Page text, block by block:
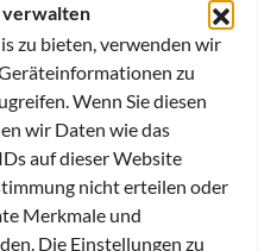
verwalten
zu bieten, verwenden wir
zu
Wenn Sie diesen
wir Daten wie das
auf dieser Website
nicht erteilen oder
Merkmale und
Die Einstellungen zu
Anna Arnould-Chilloux
Freizeitgruppen in der
zur
initiieren. Die
aus der
begonnen und kann